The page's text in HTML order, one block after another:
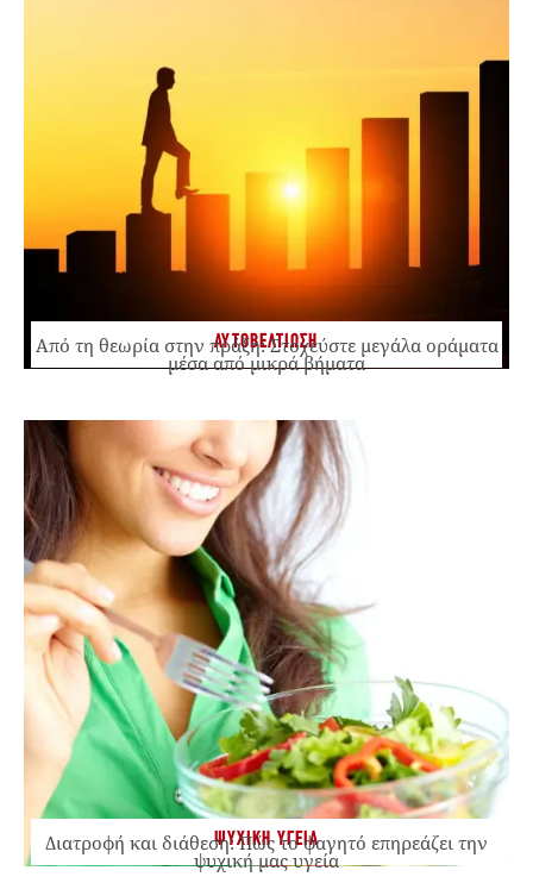
ΑΥΤΟΒΕΛΤΙΩΣΗ
Από τη θεωρία στην πράξη: Στοχεύστε μεγάλα οράματα
μέσα από μικρά βήματα
ΨΥΧΙΚΗ ΥΓΕΙΑ
Διατροφή και διάθεση: Πώς το φαγητό επηρεάζει την
ψυχική μας υγεία